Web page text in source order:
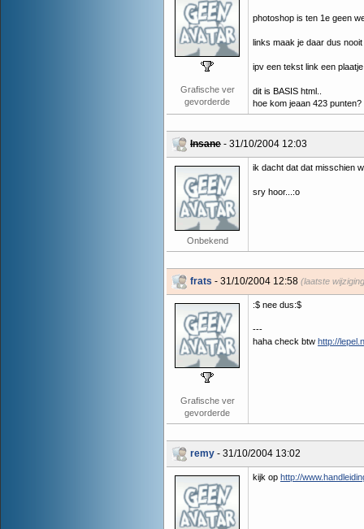
Grafische ver
gevorderde
photoshop is ten 1e geen
links maak je daar dus nooit
ipv een tekst link een
dit is BASIS html..
hoe kom jeaan 423 punten?
Insane - 31/10/2004 12:03
Onbekend
ik dacht dat dat misschien
sry hoor...:o
frats - 31/10/2004 12:58 (laatste
Grafische ver
gevorderde
:$ nee dus:$
---
haha check btw http://
remy - 31/10/2004 13:02
kijk op http://